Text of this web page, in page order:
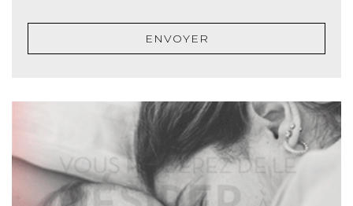
ENVOYER